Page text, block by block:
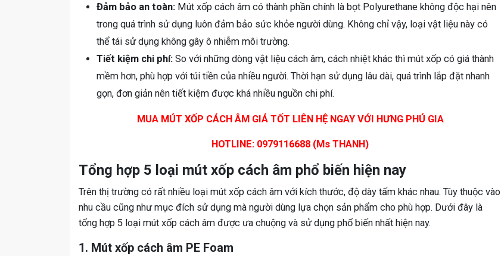
Đảm bảo an toàn: Mút xốp cách âm có thành phần chính là bọt Polyurethane không độc hại nên
trong quá trình sử dụng luôn đảm bảo sức khỏe người dùng. Không chỉ vậy, loại vật liệu này có
thể tái sử dụng không gây ô nhiễm môi trường.
Tiết kiệm chi phí: So với những dòng vật liệu cách âm, cách nhiệt khác thì mút xốp có giá thành
mềm hơn, phù hợp với túi tiền của nhiều người. Thời hạn sử dụng lâu dài, quá trình lắp đặt nhanh
gọn, đơn giản nên tiết kiệm được khá nhiều nguồn chi phí.
MUA MÚT XỐP CÁCH ÂM GIÁ TỐT LIÊN HỆ NGAY VỚI HƯNG PHÚ GIA
HOTLINE: 0979116688 (Ms THANH)
Tổng hợp 5 loại mút xốp cách âm phổ biến hiện nay
Trên thị trường có rất nhiều loại mút xốp cách âm với kích thước, độ dày tấm khác nhau. Tùy thuộc vào
nhu cầu cũng như mục đích sử dụng mà người dùng lựa chọn sản phẩm cho phù hợp. Dưới đây là
tổng hợp 5 loại mút xốp cách âm được ưa chuộng và sử dụng phổ biến nhất hiện nay.
1. Mút xốp cách âm PE Foam